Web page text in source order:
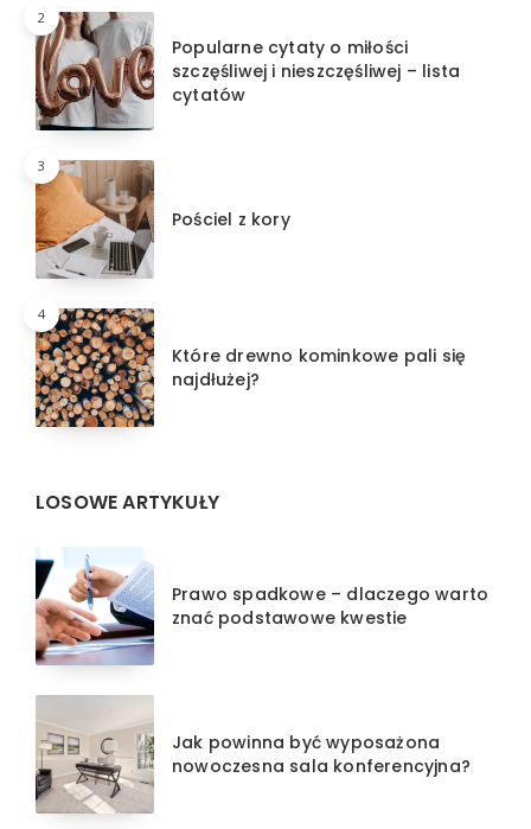
2
Popularne cytaty o miłości
szczęśliwej i nieszczęśliwej – lista
cytatów
3
Pościel z kory
4
Które drewno kominkowe pali się
najdłużej?
LOSOWE ARTYKUŁY
Prawo spadkowe – dlaczego warto
znać podstawowe kwestie
Jak powinna być wyposażona
nowoczesna sala konferencyjna?